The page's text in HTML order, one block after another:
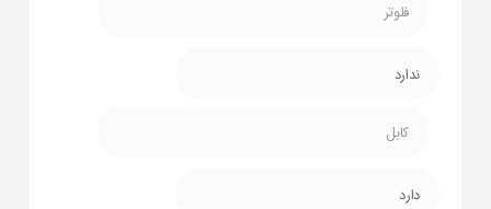
فلوتر
ندارد
کابل
دارد